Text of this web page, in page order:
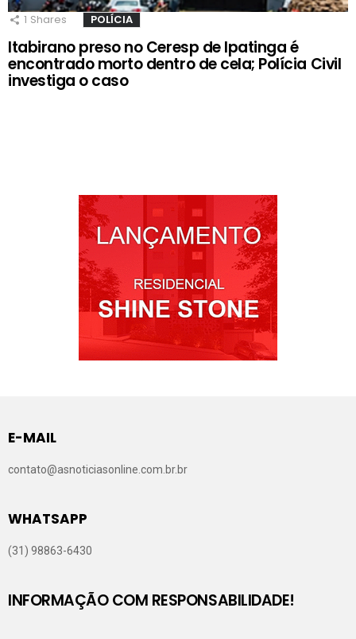
1 Shares POLÍCIA
Itabirano preso no Ceresp de Ipatinga é
encontrado morto dentro de cela; Polícia Civil
investiga o caso
E-MAIL
contato@asnoticiasonline.com.br.br
WHATSAPP
(31) 98863-6430
INFORMAÇÃO COM RESPONSABILIDADE!